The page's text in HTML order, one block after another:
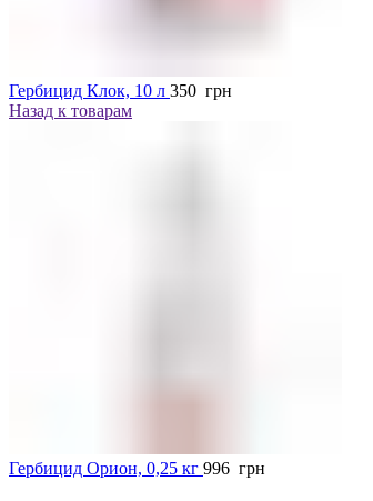
Гербицид Клок, 10 л 350 грн
Назад к товарам
Гербицид Орион, 0,25 кг 996 грн